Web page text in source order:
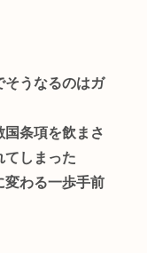
そうなるのはガ
条項を飲まさ
てしまった
変わる一歩手前